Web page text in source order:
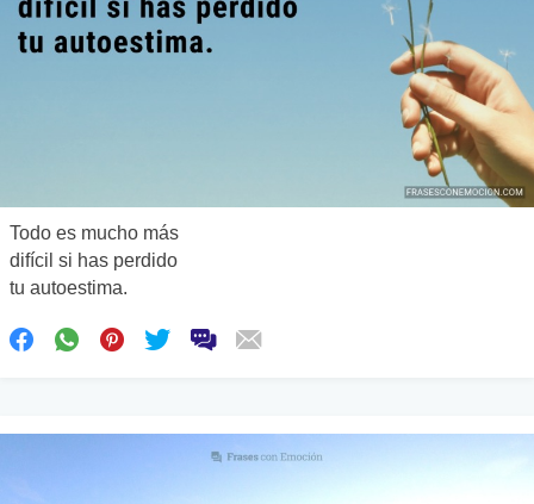
Todo es mucho más
difícil si has perdido
tu autoestima.